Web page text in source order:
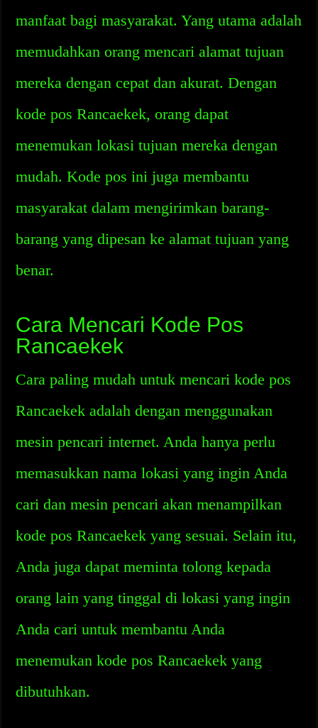
manfaat bagi masyarakat. Yang utama adalah
memudahkan orang mencari alamat tujuan
mereka dengan cepat dan akurat. Dengan
kode pos Rancaekek, orang dapat
menemukan lokasi tujuan mereka dengan
mudah. Kode pos ini juga membantu
masyarakat dalam mengirimkan barang-
barang yang dipesan ke alamat tujuan yang
benar.
Cara Mencari Kode Pos
Rancaekek
Cara paling mudah untuk mencari kode pos
Rancaekek adalah dengan menggunakan
mesin pencari internet. Anda hanya perlu
memasukkan nama lokasi yang ingin Anda
cari dan mesin pencari akan menampilkan
kode pos Rancaekek yang sesuai. Selain itu,
Anda juga dapat meminta tolong kepada
orang lain yang tinggal di lokasi yang ingin
Anda cari untuk membantu Anda
menemukan kode pos Rancaekek yang
dibutuhkan.